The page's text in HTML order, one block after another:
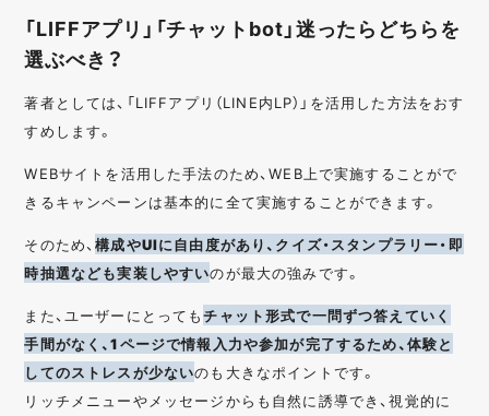
「LIFFアプリ」「チャットbot」迷ったらどちらを
選ぶべき？
著者としては、「LIFFアプリ（LINE内LP）」を活用した方法をおす
すめします。
WEBサイトを活用した手法のため、WEB上で実施することがで
きるキャンペーンは基本的に全て実施することができます。
そのため、構成やUIに自由度があり、クイズ・スタンプラリー・即
時抽選なども実装しやすいのが最大の強みです。
また、ユーザーにとってもチャット形式で一問ずつ答えていく
手間がなく、1ページで情報入力や参加が完了するため、体験と
してのストレスが少ないのも大きなポイントです。
リッチメニューやメッセージからも自然に誘導でき、視覚的に